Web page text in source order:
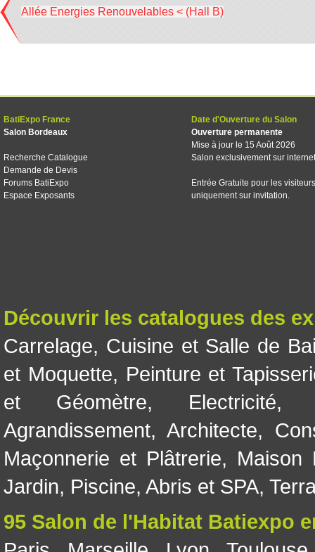
Allée Energies Renouvelables < (Hall B)
BatiExpo France
Salon Bordeaux
Recherche Catalogue
Demande de Devis
Forums BatiExpo
Espace Exposants
Date d'Ouverture du Salon
Ouverture permanente
Mise à jour le 15 Août 2026
Salon exclusivement sur internet
Entrée Gratuite pour les visiteurs
uniquement sur invitation.
Découvrir les catalogues des
Carrelage, Cuisine et Salle de
et Moquette, Peinture et
et Géomètre, Electricité
Agrandissement, Architecte,
Maçonnerie et Plâtrerie, Maison
Jardin, Piscine, Abris et SPA,
95 Salon de l'Habitat Batiexpo